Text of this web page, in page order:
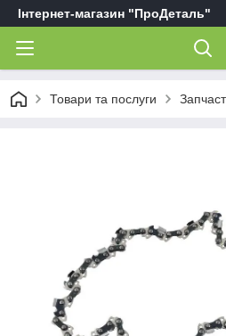
Інтернет-магазин "ПроДеталь"
Товари та послуги